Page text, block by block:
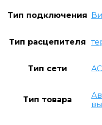
Тип подключения
Тип расцепителя
Тип сети AC
Тип товара